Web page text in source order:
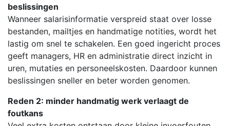
beslissingen
Wanneer salarisinformatie verspreid staat over losse
bestanden, mailtjes en handmatige notities, wordt het
lastig om snel te schakelen. Een goed ingericht proces
geeft managers, HR en administratie direct inzicht in
uren, mutaties en personeelskosten. Daardoor kunnen
beslissingen sneller en beter worden genomen.
Reden 2: minder handmatig werk verlaagt de
foutkans